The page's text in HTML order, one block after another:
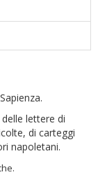
lettere di
di carteggi
napoletani.